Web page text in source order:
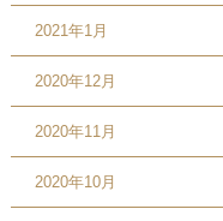
2021年1月
2020年12月
2020年11月
2020年10月